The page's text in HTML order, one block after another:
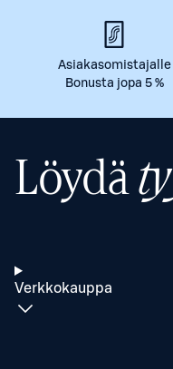
Asiakasomistajalle
Bonusta jopa 5 %
Löydä
Verkkokauppa